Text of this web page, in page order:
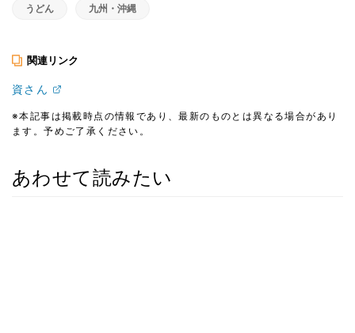
うどん 九州・沖縄
関連リンク
資さん
※本記事は掲載時点の情報であり、最新のものとは異なる場合があり
ます。予めご了承ください。
あわせて読みたい